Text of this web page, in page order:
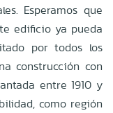
Esperamos que
edificio ya pueda
por todos los
construcción con
entre 1910 y
como región